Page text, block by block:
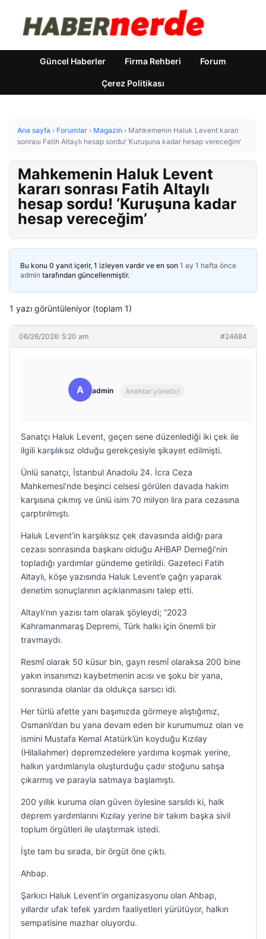
Güncel Haberler Firma Rehberi Forum
Çerez Politikası
Ana sayfa › Forumlar › Magazin › Mahkemenin Haluk Levent kararı
sonrası Fatih Altaylı hesap sordu! ‘Kuruşuna kadar hesap vereceğim’
Mahkemenin Haluk Levent
kararı sonrası Fatih Altaylı
hesap sordu! ‘Kuruşuna kadar
hesap vereceğim’
Bu konu 0 yanıt içerir, 1 izleyen vardır ve en son 1 ay 1 hafta önce
admin tarafından güncellenmiştir.
1 yazı görüntüleniyor (toplam 1)
06/26/2026: 5:20 am #24684
A admin Anahtar yönetici
Sanatçı Haluk Levent, geçen sene düzenlediği iki çek ile
ilgili karşılıksız olduğu gerekçesiyle şikayet edilmişti.
Ünlü sanatçı, İstanbul Anadolu 24. İcra Ceza
Mahkemesi’nde beşinci celsesi görülen davada hakim
karşısına çıkmış ve ünlü isim 70 milyon lira para cezasına
çarptırılmıştı.
Haluk Levent’in karşılıksız çek davasında aldığı para
cezası sonrasında başkanı olduğu AHBAP Derneği’nin
topladığı yardımlar gündeme getirildi. Gazeteci Fatih
Altaylı, köşe yazısında Haluk Levent’e çağrı yaparak
denetim sonuçlarının açıklanmasını talep etti.
Altaylı’nın yazısı tam olarak şöyleydi; ”2023
Kahramanmaraş Depremi, Türk halkı için önemli bir
travmaydı.
Resmî olarak 50 küsur bin, gayrı resmî olaraksa 200 bine
yakın insanımızı kaybetmenin acısı ve şoku bir yana,
sonrasında olanlar da oldukça sarsıcı idi.
Her türlü afette yanı başımızda görmeye alıştığımız,
Osmanlı’dan bu yana devam eden bir kurumumuz olan ve
ismini Mustafa Kemal Atatürk’ün koyduğu Kızılay
(Hilaliahmer) depremzedelere yardıma koşmak yerine,
halkın yardımlarıyla oluşturduğu çadır stoğunu satışa
çıkarmış ve parayla satmaya başlamıştı.
200 yıllık kuruma olan güven öylesine sarsıldı ki, halk
deprem yardımlarını Kızılay yerine bir takım başka sivil
toplum örgütleri ile ulaştırmak istedi.
İşte tam bu sırada, bir örgüt öne çıktı.
Ahbap.
Şarkıcı Haluk Levent’in organizasyonu olan Ahbap,
yıllardır ufak tefek yardım faaliyetleri yürütüyor, halkın
sempatisine mazhar oluyordu.